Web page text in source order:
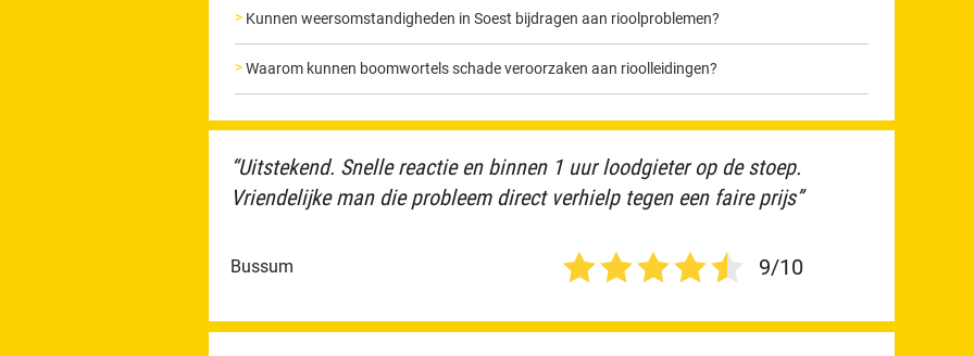
Kunnen weersomstandigheden in Soest bijdragen aan rioolproblemen?
Waarom kunnen boomwortels schade veroorzaken aan rioolleidingen?
“Uitstekend. Snelle reactie en binnen 1 uur loodgieter op de stoep.
Vriendelijke man die probleem direct verhielp tegen een faire prijs”
Bussum 9/10